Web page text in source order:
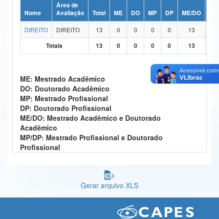
Ministério da Ciência, Tecnologia, Inovações e Comunicações
Ministério do Meio Ambiente
Controladoria-Geral da União
Ministério da Mulher, da Família e dos Direitos Humanos
Secretaria-Geral
Secretaria de Governo
Nome
Área de
Avaliação
Total ME DO MP DP ME/DO
DIREITO
DIREITO 13 0 0 0 0 13
Totais
13 0 0 0 0 13
ME: Mestrado Acadêmico
DO: Doutorado Acadêmico
MP: Mestrado Profissional
DP: Doutorado Profissional
ME/DO: Mestrado Acadêmico e Doutorado
Acadêmico
MP/DP: Mestrado Profissional e Doutorado
Profissional
Gerar arquivo XLS